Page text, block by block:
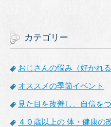
カテゴリー
おじさんの悩み（好かれ
オススメの季節イベント
見た目を改善し、自信をつ
４０歳以上の 体・健康の